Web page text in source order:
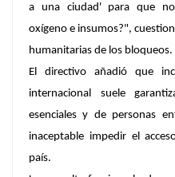
a una ciudad' para que no
oxígeno e insumos?",
humanitarias de los bloqueos.
El directivo añadió que
internacional suele
esenciales y de personas
inaceptable impedir el
país.